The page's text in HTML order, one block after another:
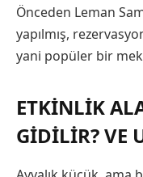
Önceden Leman
yapılmış,
yani popüler bir
ETKINLIK
GIDILIR? VE